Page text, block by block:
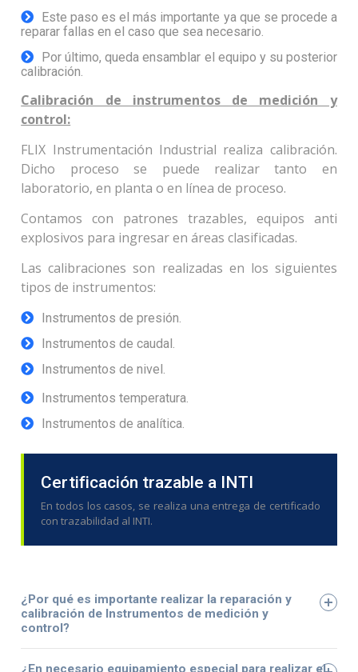
Este paso es el más importante ya que se procede a
reparar fallas en el caso que sea necesario.
Por último, queda ensamblar el equipo y su posterior
calibración.
Calibración de instrumentos de medición y
control:
FLIX Instrumentación Industrial realiza calibración.
Dicho proceso se puede realizar tanto en
laboratorio, en planta o en línea de proceso.
Contamos con patrones trazables, equipos anti
explosivos para ingresar en áreas clasificadas.
Las calibraciones son realizadas en los siguientes
tipos de instrumentos:
Instrumentos de presión.
Instrumentos de caudal.
Instrumentos de nivel.
Instrumentos temperatura.
Instrumentos de analítica.
Certificación trazable a INTI
En todos los casos, se realiza una entrega de certificado
con trazabilidad al INTI.
¿Por qué es importante realizar la reparación y
calibración de Instrumentos de medición y
control?
¿En necesario equipamiento especial para realizar el